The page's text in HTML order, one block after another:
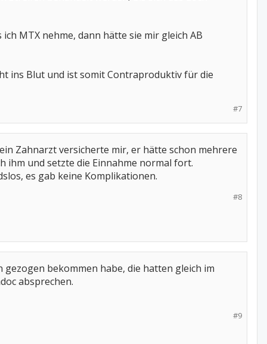
MTX nehme, dann hätte sie mir gleich AB
ins Blut und ist somit Contraproduktiv für die
#7
Zahnarzt versicherte mir, er hätte schon mehrere
ihm und setzte die Einnahme normal fort.
es gab keine Komplikationen.
#8
bekommen habe, die hatten gleich im
absprechen.
#9